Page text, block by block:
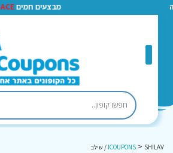
מבצעים חמיםACE-אייס 30%-
ICOUPONS > SHILAV / שילב